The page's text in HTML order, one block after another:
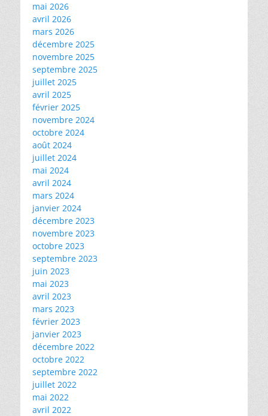
mai 2026
avril 2026
mars 2026
décembre 2025
novembre 2025
septembre 2025
juillet 2025
avril 2025
février 2025
novembre 2024
octobre 2024
août 2024
juillet 2024
mai 2024
avril 2024
mars 2024
janvier 2024
décembre 2023
novembre 2023
octobre 2023
septembre 2023
juin 2023
mai 2023
avril 2023
mars 2023
février 2023
janvier 2023
décembre 2022
octobre 2022
septembre 2022
juillet 2022
mai 2022
avril 2022